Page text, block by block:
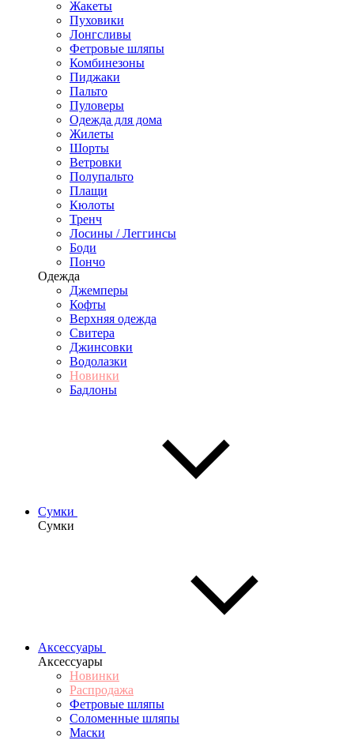
Жакеты
Пуховики
Лонгсливы
Фетровые шляпы
Комбинезоны
Пиджаки
Пальто
Пуловеры
Одежда для дома
Жилеты
Шорты
Ветровки
Полупальто
Плащи
Кюлоты
Тренч
Лосины / Леггинсы
Боди
Пончо
Одежда
Джемперы
Кофты
Верхняя одежда
Свитера
Джинсовки
Водолазки
Новинки
Бадлоны
Сумки
Сумки
Аксессуары
Аксессуары
Новинки
Распродажа
Фетровые шляпы
Соломенные шляпы
Маски